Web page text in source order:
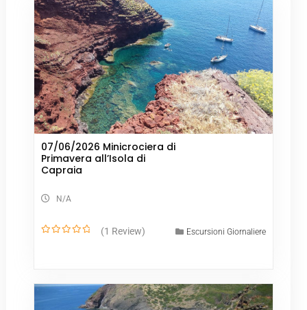
07/06/2026 Minicrociera di
Primavera all’Isola di
Capraia
N/A
t
(1 Review) Escursioni Giornaliere